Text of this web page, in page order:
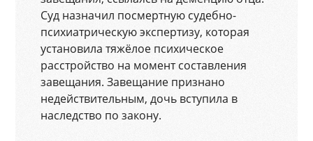
Суд назначил посмертную судебно-
психиатрическую экспертизу, которая
установила тяжёлое психическое
расстройство на момент составления
завещания. Завещание признано
недействительным, дочь вступила в
наследство по закону.